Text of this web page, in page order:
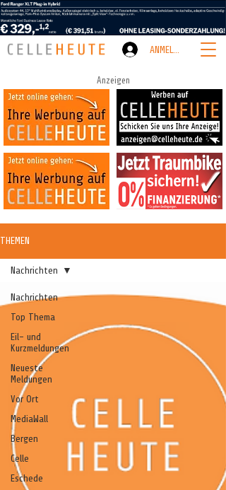
ANMELDEN
Anzeigen
THEMEN
Nachrichten
Top Thema
Eil- und
Kurzmeldungen
Neueste
Meldungen
Vor Ort
MediaWall
Bergen
Celle
Eschede
Nachrichten